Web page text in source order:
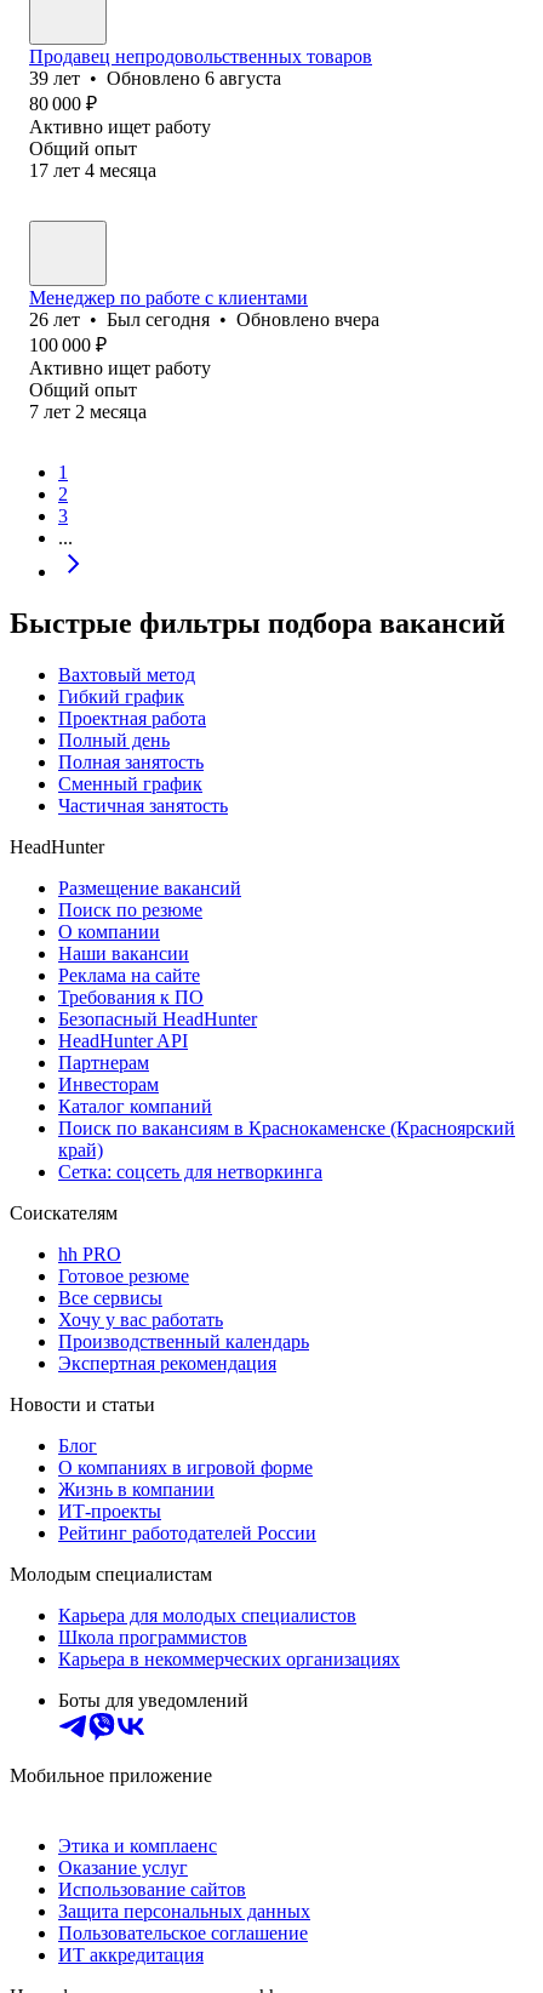
Продавец непродовольственных товаров
39 лет • Обновлено 6 августа
80 000 ₽
Активно ищет работу
Общий опыт
17 лет 4 месяца
Менеджер по работе с клиентами
26 лет • Был сегодня • Обновлено вчера
100 000 ₽
Активно ищет работу
Общий опыт
7 лет 2 месяца
1
2
3
...
Быстрые фильтры подбора вакансий
Вахтовый метод
Гибкий график
Проектная работа
Полный день
Полная занятость
Сменный график
Частичная занятость
HeadHunter
Размещение вакансий
Поиск по резюме
О компании
Наши вакансии
Реклама на сайте
Требования к ПО
Безопасный HeadHunter
HeadHunter API
Партнерам
Инвесторам
Каталог компаний
Поиск по вакансиям в Краснокаменске (Красноярский
край)
Сетка: соцсеть для нетворкинга
Соискателям
hh PRO
Готовое резюме
Все сервисы
Хочу у вас работать
Производственный календарь
Экспертная рекомендация
Новости и статьи
Блог
О компаниях в игровой форме
Жизнь в компании
ИТ-проекты
Рейтинг работодателей России
Молодым специалистам
Карьера для молодых специалистов
Школа программистов
Карьера в некоммерческих организациях
Боты для уведомлений
Мобильное приложение
Этика и комплаенс
Оказание услуг
Использование сайтов
Защита персональных данных
Пользовательское соглашение
ИТ аккредитация